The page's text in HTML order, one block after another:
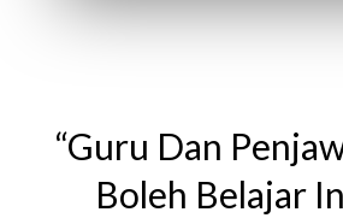
“Guru Dan
Boleh Belajar